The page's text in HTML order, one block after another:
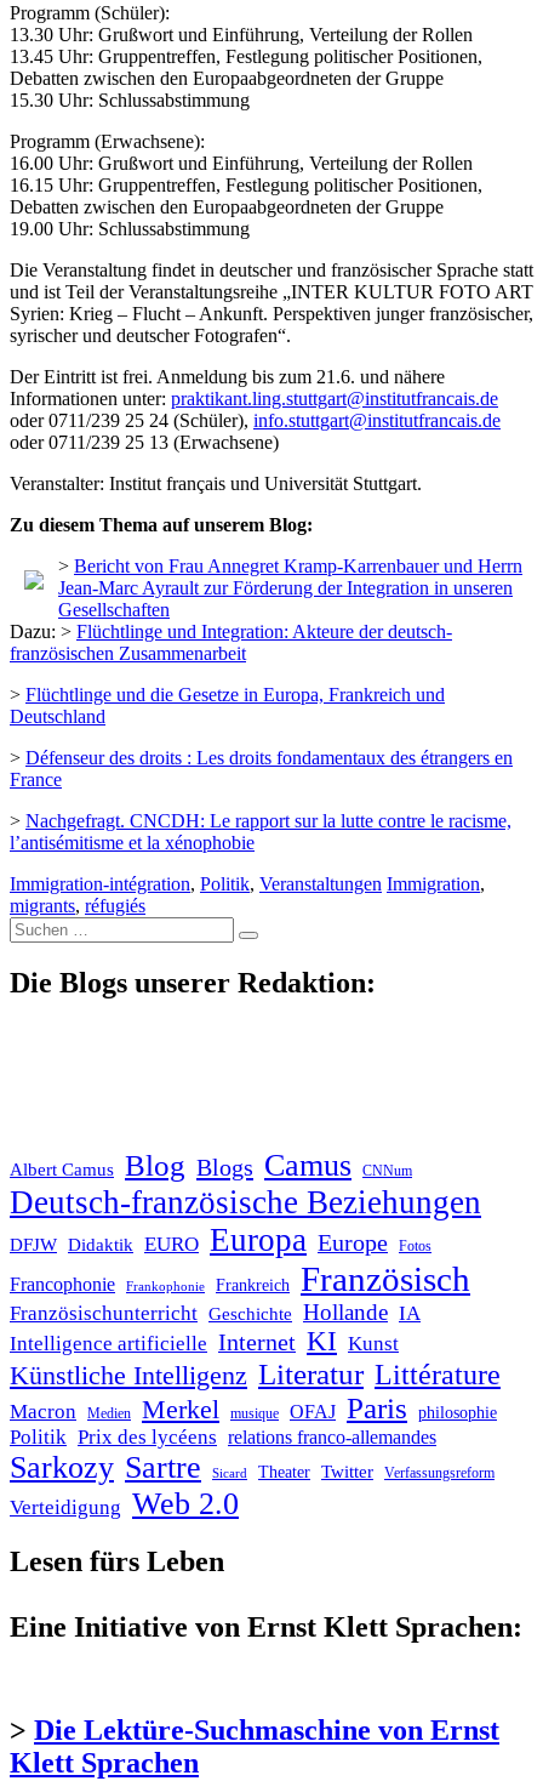
Programm (Schüler):
13.30 Uhr: Grußwort und Einführung, Verteilung der Rollen
13.45 Uhr: Gruppentreffen, Festlegung politischer Positionen,
Debatten zwischen den Europaabgeordneten der Gruppe
15.30 Uhr: Schlussabstimmung
Programm (Erwachsene):
16.00 Uhr: Grußwort und Einführung, Verteilung der Rollen
16.15 Uhr: Gruppentreffen, Festlegung politischer Positionen,
Debatten zwischen den Europaabgeordneten der Gruppe
19.00 Uhr: Schlussabstimmung
Die Veranstaltung findet in deutscher und französischer Sprache statt
und ist Teil der Veranstaltungsreihe „INTER KULTUR FOTO ART
Syrien: Krieg – Flucht – Ankunft. Perspektiven junger französischer,
syrischer und deutscher Fotografen“.
Der Eintritt ist frei. Anmeldung bis zum 21.6. und nähere
Informationen unter: praktikant.ling.stuttgart@institutfrancais.de
oder 0711/239 25 24 (Schüler), info.stuttgart@institutfrancais.de
oder 0711/239 25 13 (Erwachsene)
Veranstalter: Institut français und Universität Stuttgart.
Zu diesem Thema auf unserem Blog:
> Bericht von Frau Annegret Kramp-Karrenbauer und Herrn
Jean-Marc Ayrault zur Förderung der Integration in unseren
Gesellschaften
Dazu: > Flüchtlinge und Integration: Akteure der deutsch-
französischen Zusammenarbeit
> Flüchtlinge und die Gesetze in Europa, Frankreich und
Deutschland
> Défenseur des droits : Les droits fondamentaux des étrangers en
France
> Nachgefragt. CNCDH: Le rapport sur la lutte contre le racisme,
l’antisémitisme et la xénophobie
Immigration-intégration, Politik, Veranstaltungen Immigration,
migrants, réfugiés
Suche
nach:
Die Blogs unserer Redaktion:
Albert Camus Blog Blogs Camus CNNum
Deutsch-französische Beziehungen
DFJW Didaktik EURO Europa Europe Fotos
Francophonie Frankophonie Frankreich Französisch
Französischunterricht Geschichte Hollande IA
Intelligence artificielle Internet KI Kunst
Künstliche Intelligenz Literatur Littérature
Macron Medien Merkel musique OFAJ Paris philosophie
Politik Prix des lycéens relations franco-allemandes
Sarkozy Sartre Sicard Theater Twitter Verfassungsreform
Verteidigung Web 2.0
Lesen fürs Leben
Eine Initiative von Ernst Klett Sprachen:
> Die Lektüre-Suchmaschine von Ernst
Klett Sprachen